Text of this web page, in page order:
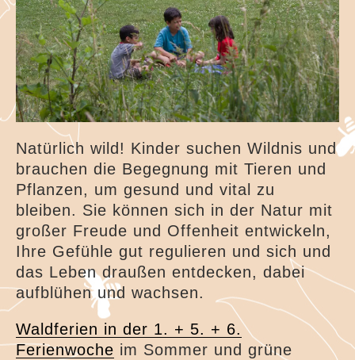
Kindergeburtstage im Grünen
Waldferien
Bienenschule
Gästebuch
Impressum
Datenschutzerklärung
Kontakt
Über mich
Natürlich wild! Kinder suchen Wildnis und
brauchen die Begegnung mit Tieren und
Pflanzen, um gesund und vital zu
bleiben. Sie können sich in der Natur mit
großer Freude und Offenheit entwickeln,
Ihre Gefühle gut regulieren und sich und
das Leben draußen entdecken, dabei
aufblühen und wachsen.
Waldferien in der 1. + 5. + 6.
Ferienwoche im Sommer und grüne